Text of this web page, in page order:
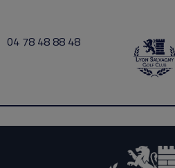
04 78 48 88 48
vacher 2026-06-04 15:30 →